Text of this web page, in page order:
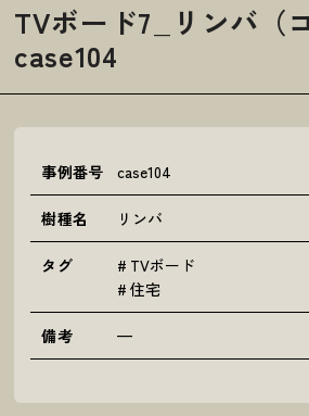
TVボード7_リンバ（
case104
事例番号 case104
樹種名 リンバ
タグ
TVボード
住宅
備考 —